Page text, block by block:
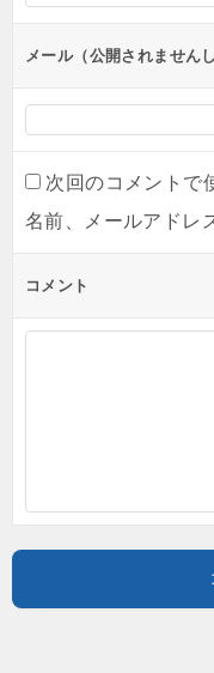
ョ
ンメール（公開されません
次回のコメントで
名前、メールアドレ
コメント